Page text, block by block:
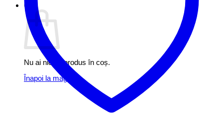
Coș
Nu ai niciun produs în coș.
Înapoi la magazin